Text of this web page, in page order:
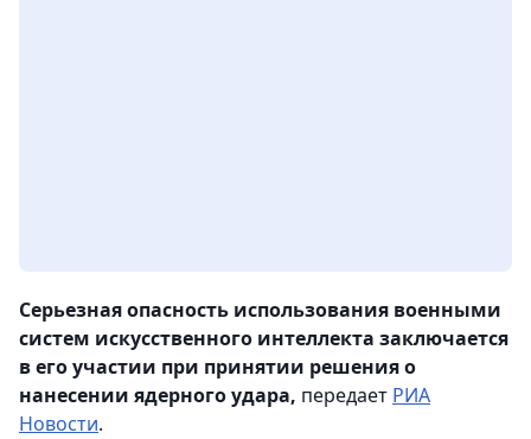
Серьезная опасность использования военными
систем искусственного интеллекта заключается
в его участии при принятии решения о
нанесении ядерного удара, передает РИА
Новости.